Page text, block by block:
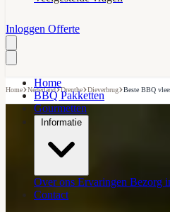
Inloggen Offerte
Home
BBQ Pakketten
Gourmetten
Informatie
Over ons Ervaringen Bezorg
Contact
Home›Nederland›Drenthe›Dieverbrug›Beste BBQ